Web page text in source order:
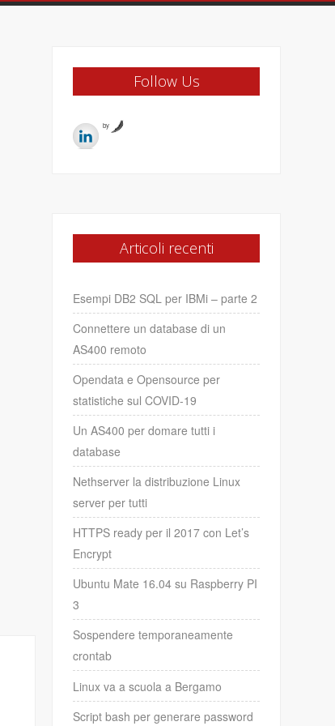
Follow Us
by
Articoli recenti
Esempi DB2 SQL per IBMi – parte 2
Connettere un database di un
AS400 remoto
Opendata e Opensource per
statistiche sul COVID-19
Un AS400 per domare tutti i
database
Nethserver la distribuzione Linux
server per tutti
HTTPS ready per il 2017 con Let’s
Encrypt
Ubuntu Mate 16.04 su Raspberry PI
3
Sospendere temporaneamente
crontab
Linux va a scuola a Bergamo
Script bash per generare password